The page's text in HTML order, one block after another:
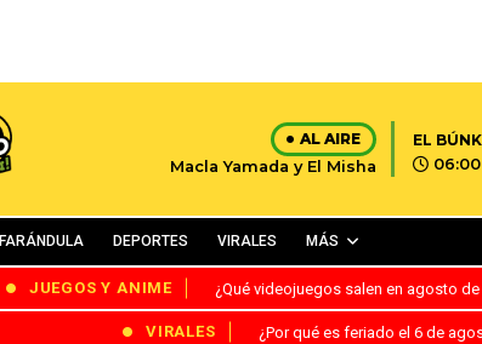
AL AIRE
Macla Yamada y El Misha
EL
06:00
FARÁNDULA DEPORTES VIRALES MÁS
JUEGOS Y ANIME ¿Qué videojuegos salen en agosto
VIRALES ¿Por qué es feriado el 6 de